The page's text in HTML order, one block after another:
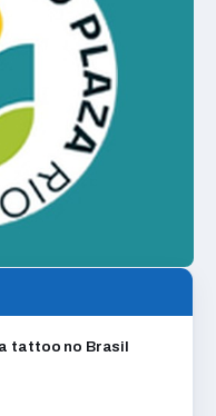
tattoo no Brasil